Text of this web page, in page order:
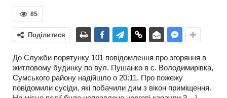
85
Поділитися
До Служби порятунку 101 повідомлення про згоряння в
житловому будинку по вул. Пушанко в с. Володимирівка,
Сумського району надійшло о 20:11. Про пожежу
повідомили сусіди, які побачили дим з вікон приміщення.